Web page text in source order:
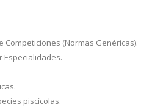
Competiciones (Normas Genéricas).
Especialidades.
piscícolas.